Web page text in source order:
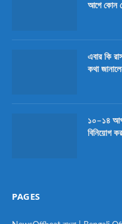
আগে কোন
এবার কি
কথা
১০–১৪
বিনিয়োগ
PAGES